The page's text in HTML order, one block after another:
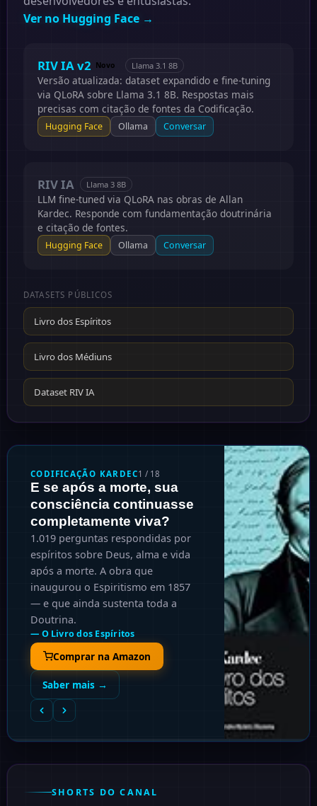
Ver no Hugging Face →
RIV IA v2 Novo Llama 3.1 8B
Versão atualizada: dataset expandido e fine-tuning
via QLoRA sobre Llama 3.1 8B. Respostas mais
precisas com citação de fontes da Codificação.
Hugging Face Ollama Conversar
RIV IA Llama 3 8B
LLM fine-tuned via QLoRA nas obras de Allan
Kardec. Responde com fundamentação doutrinária
e citação de fontes.
Hugging Face Ollama Conversar
DATASETS PÚBLICOS
Livro dos Espíritos
Livro dos Médiuns
Dataset RIV IA
CODIFICAÇÃO KARDEC2 / 18
O que realmente acontece
em uma sessão
mediúnica — visto do
lado espiritual?
Tipos de médiuns, como identificar
fraudes, cuidados práticos e o que
os espíritos veem quando tentam
se comunicar. O manual técnico do
Espiritismo.
— O Livro dos Médiuns
Comprar na Amazon
Saber mais →
SHORTS DO CANAL